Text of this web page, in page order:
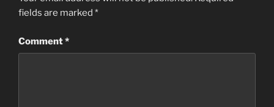
fields are marked *
Comment*